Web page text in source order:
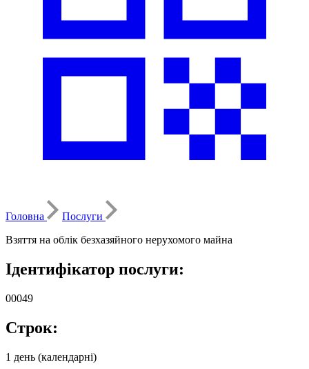
Головна
Послуги
Взяття на облік безхазяйного нерухомого майна
Ідентифікатор послуги:
00049
Строк:
1 день (календарні)